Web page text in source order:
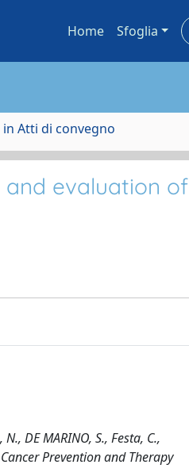
Home Sfoglia
Atti di convegno
evaluation of
DE MARINO, S., Festa, C.,
Prevention and Therapy